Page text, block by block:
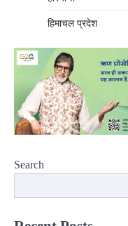
हिमाचल प्रदेश
Search